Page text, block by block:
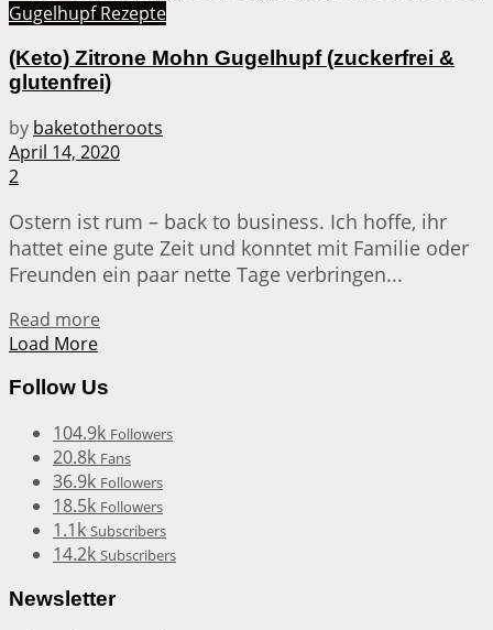
Gugelhupf Rezepte
(Keto) Zitrone Mohn Gugelhupf (zuckerfrei &
glutenfrei)
by baketotheroots
April 14, 2020
2
Ostern ist rum – back to business. Ich hoffe, ihr
hattet eine gute Zeit und konntet mit Familie oder
Freunden ein paar nette Tage verbringen...
Read more
Load More
Follow Us
104.9k Followers
20.8k Fans
36.9k Followers
18.5k Followers
1.1k Subscribers
14.2k Subscribers
Newsletter